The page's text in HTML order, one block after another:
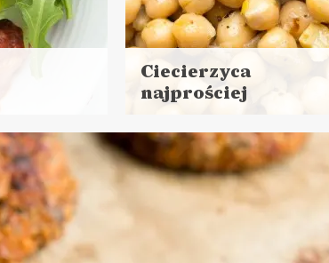
Ciecierzyca
najprościej
więcej
Czas przygotowania: 15 minut
LUNCHE DO PRACY
VEGANUARY ?
ZIMOWE LUNCHE DO